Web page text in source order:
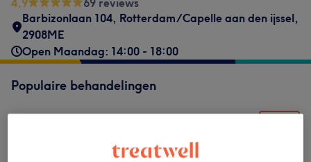
4,9
69 reviews
Barbizonlaan 104, Rotterdam/Capelle aan den ijssel,
2908ME
Open Maandag: 14:00 - 18:00
Populaire behandelingen
€70